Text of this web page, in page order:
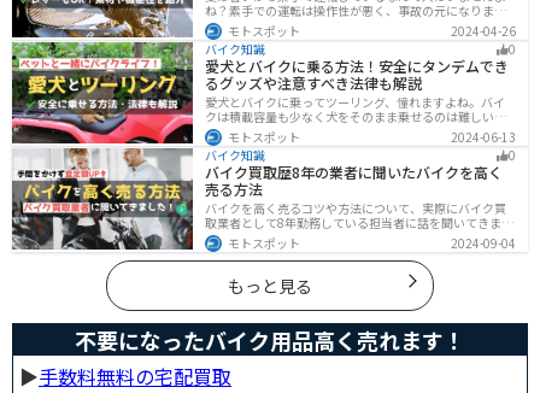
ね？素手での運転は操作性が悪く、事故の元になりま
す。直射日光が当たり日焼けで余計に暑くなります。夏に
は夏用グローブを使うことで、素手より涼しく快適にバ
イクに乗ることができるので是非使いましょう。
モトスポット
2024-04-26
バイク知識
0
愛犬とバイクに乗る方法！安全にタンデムでき
るグッズや注意すべき法律も解説
愛犬とバイクに乗ってツーリング、憧れますよね。バイ
クは積載容量も少なく犬をそのまま乗せるのは難しいで
すが、専用アイテムを使えば実現できます。この記事で
は、安全に楽しむために必要な知識やグッズをまとめま
した。しっかりと準備して愛犬とバイクライフを満喫し
ましょう！
モトスポット
2024-06-13
バイク知識
0
バイク買取歴8年の業者に聞いたバイクを高く
売る方法
バイクを高く売るコツや方法について、実際にバイク買
取業者として8年勤務している担当者に話を聞いてきまし
た！高く買い取ってもらえるバイクの特徴や業者がどの
くらい利益を上乗せしているかなど、バイクを売ろうと
している人は必見の内容になっています。
モトスポット 2024-09-04
もっと見る
不要になったバイク用品高く売れます！
▶︎手数料無料の宅配買取